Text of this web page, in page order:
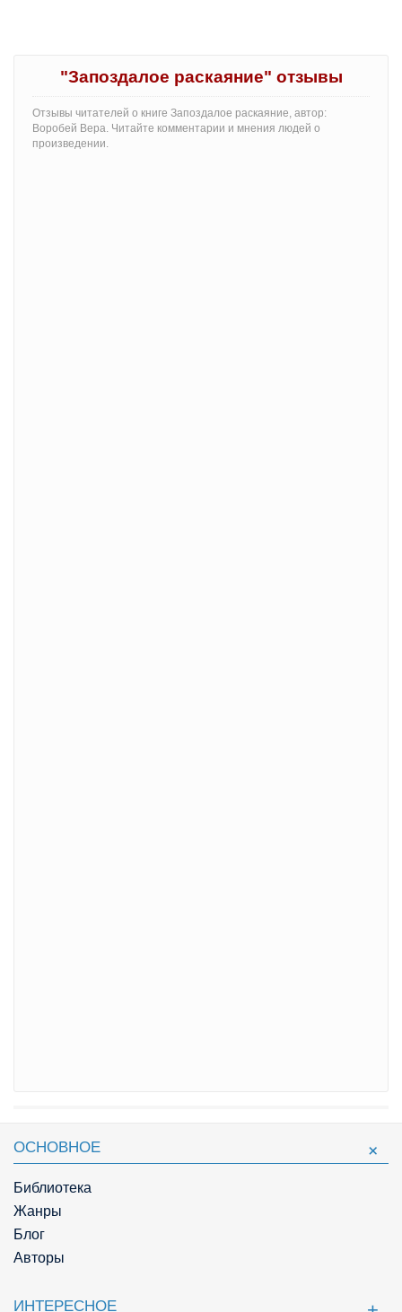
"Запоздалое раскаяние" отзывы
Отзывы читателей о книге Запоздалое раскаяние, автор:
Воробей Вера. Читайте комментарии и мнения людей о
произведении.
ОСНОВНОЕ
Библиотека
Жанры
Блог
Авторы
ИНТЕРЕСНОЕ